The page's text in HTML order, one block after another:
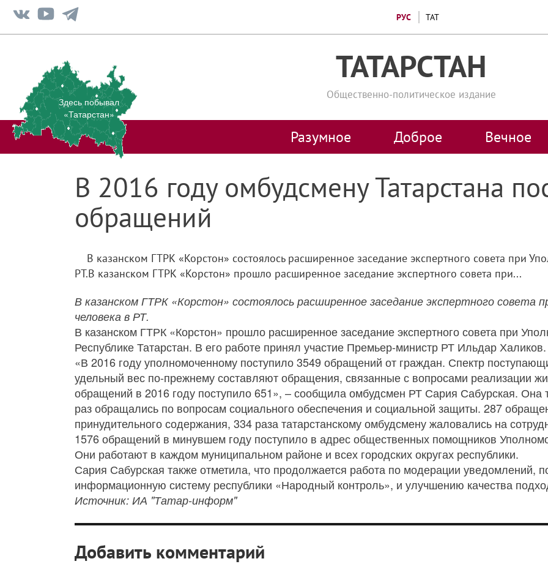
РУС ТАТ
ТАТАРСТАН
Общественно-политическое издание
Здесь побывал
«Татарстан»
Разумное Доброе Вечное
В 2016 году омбудсмену Татарстана
обращений
В казанском ГТРК «Корстон» состоялось расширенное заседание экспертного совета при
РТ.В казанском ГТРК «Корстон» прошло расширенное заседание экспертного совета при...
В казанском ГТРК «Корстон» состоялось расширенное заседание экспертного совета
человека в РТ.
В казанском ГТРК «Корстон» прошло расширенное заседание экспертного совета при
Республике Татарстан. В его работе принял участие Премьер-министр РТ Ильдар Халиков.
«В 2016 году уполномоченному поступило 3549 обращений от граждан. Спектр
удельный вес по-прежнему составляют обращения, связанные с вопросами реализации
обращений в 2016 году поступило 651», – сообщила омбудсмен РТ Сария Сабурская. Она
раз обращались по вопросам социального обеспечения и социальной защиты. 287
принудительного содержания, 334 раза татарстанскому омбудсмену жаловались на
1576 обращений в минувшем году поступило в адрес общественных помощников
Они работают в каждом муниципальном районе и всех городских округах республики.
Сария Сабурская также отметила, что продолжается работа по модерации уведомлений,
информационную систему республики «Народный контроль», и улучшению качества
Источник: ИА "Татар-информ"
Добавить комментарий